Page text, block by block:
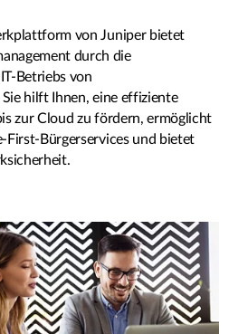
von Juniper bietet
durch die
Betriebs von
Sie hilft Ihnen, eine effiziente
zur Cloud zu fördern, ermöglicht
First-Bürgerservices und bietet